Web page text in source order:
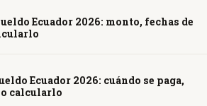
Ecuador 2026: monto, fechas de
Ecuador 2026: cuándo se paga,
calcularlo